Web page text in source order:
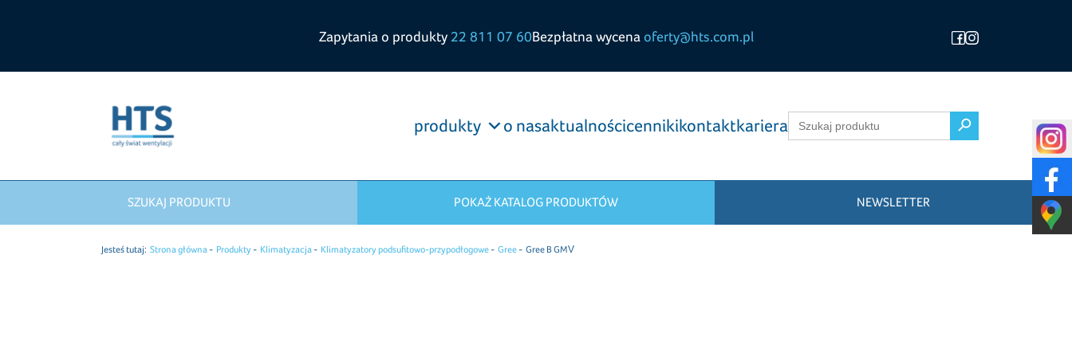
Zapytania o produkty 22 811 07 60Bezpłatna wycena oferty@hts.com.pl
produkty o nasaktualnościcennikikontaktkarieraSearch
for:
Search Button
SZUKAJ PRODUKTU POKAŻ KATALOG PRODUKTÓW NEWSLETTER
Jesteś tutaj: Strona główna Produkty Klimatyzacja Klimatyzatory podsufitowo-przypodłogowe Gree Gree B GMV